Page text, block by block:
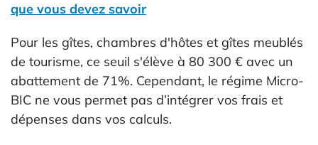
que vous devez savoir
Pour les gîtes, chambres d'hôtes et gîtes meublés
de tourisme, ce seuil s'élève à 80 300 € avec un
abattement de 71%. Cependant, le régime Micro-
BIC ne vous permet pas d’intégrer vos frais et
dépenses dans vos calculs.